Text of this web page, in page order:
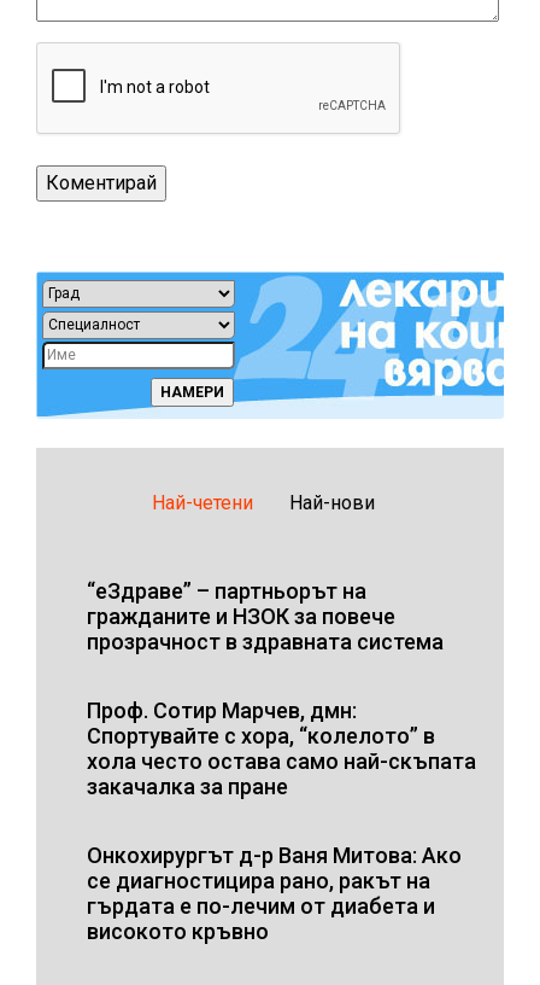
Най-четени Най-нови
“еЗдраве” – партньорът на
гражданите и НЗОК за повече
прозрачност в здравната система
Проф. Сотир Марчев, дмн:
Спортувайте с хора, “колелото” в
хола често остава само най-скъпата
закачалка за пране
Онкохирургът д-р Ваня Митова: Ако
се диагностицира рано, ракът на
гърдата е по-лечим от диабета и
високото кръвно